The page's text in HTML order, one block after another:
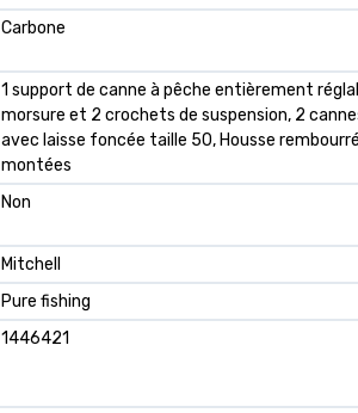
‎Carbone
‎1 support de canne à pêche entièrement
morsure et 2 crochets de suspension, 2
avec laisse foncée taille 50, Housse
montées
‎Non
‎Mitchell
‎Pure fishing
‎1446421